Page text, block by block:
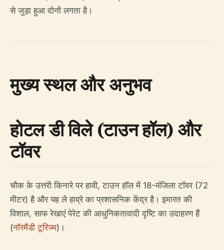
से जुड़ा हुआ दोनों लगता है।
मुख्य स्थल और अनुभव
होटल डी विले (टाउन हॉल) और
टॉवर
चौक के उत्तरी किनारे पर हावी, टाउन हॉल में 18-मंजिला टॉवर (72
मीटर) है और यह ले हाव्रे का प्रशासनिक केंद्र है। इमारत की
विशाल, साफ रेखाएं पेरेट की आधुनिकतावादी दृष्टि का उदाहरण हैं
(नॉरमैंडी टूरिज्म)।